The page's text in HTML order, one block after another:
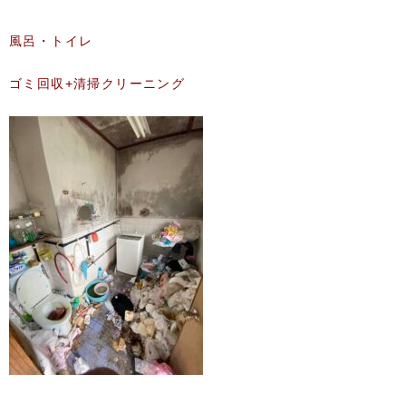
風呂・トイレ
ゴミ回収+清掃クリーニング